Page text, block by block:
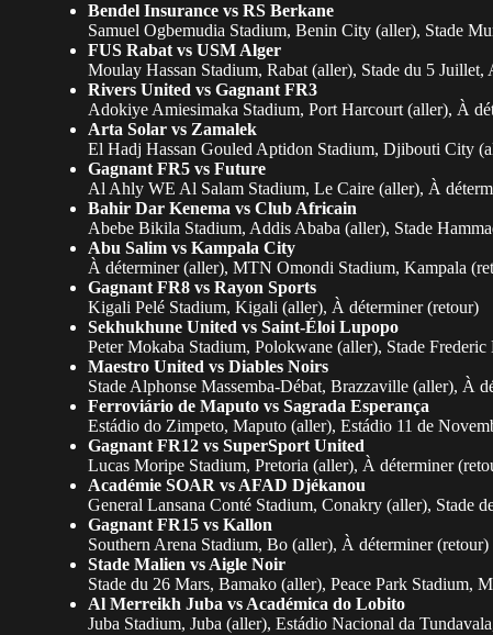
Bendel Insurance vs RS Berkane
Samuel Ogbemudia Stadium, Benin City (aller), Stade
FUS Rabat vs USM Alger
Moulay Hassan Stadium, Rabat (aller), Stade du 5 Juillet,
Rivers United vs Gagnant FR3
Adokiye Amiesimaka Stadium, Port Harcourt (aller), À
Arta Solar vs Zamalek
El Hadj Hassan Gouled Aptidon Stadium, Djibouti City
Gagnant FR5 vs Future
Al Ahly WE Al Salam Stadium, Le Caire (aller), À
Bahir Dar Kenema vs Club Africain
Abebe Bikila Stadium, Addis Ababa (aller), Stade
Abu Salim vs Kampala City
À déterminer (aller), MTN Omondi Stadium, Kampala
Gagnant FR8 vs Rayon Sports
Kigali Pelé Stadium, Kigali (aller), À déterminer (retour)
Sekhukhune United vs Saint-Éloi Lupopo
Peter Mokaba Stadium, Polokwane (aller), Stade
Maestro United vs Diables Noirs
Stade Alphonse Massemba-Débat, Brazzaville (aller), À
Ferroviário de Maputo vs Sagrada Esperança
Estádio do Zimpeto, Maputo (aller), Estádio 11 de
Gagnant FR12 vs SuperSport United
Lucas Moripe Stadium, Pretoria (aller), À déterminer
Académie SOAR vs AFAD Djékanou
General Lansana Conté Stadium, Conakry (aller), Stade
Gagnant FR15 vs Kallon
Southern Arena Stadium, Bo (aller), À déterminer (retour)
Stade Malien vs Aigle Noir
Stade du 26 Mars, Bamako (aller), Peace Park Stadium,
Al Merreikh Juba vs Académica do Lobito
Juba Stadium, Juba (aller), Estádio Nacional da